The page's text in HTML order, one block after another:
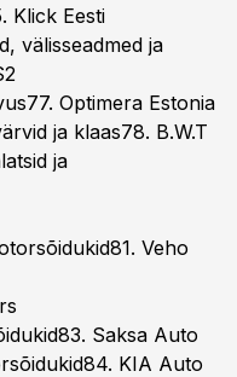
Klick Eesti
ja
Oil AS2
Optimera Estonia
klaas78. B.W.T
ja
OÜ2
Veho
Saksa Auto
KIA Auto